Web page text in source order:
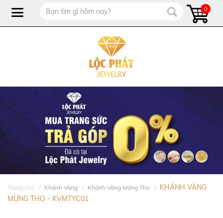
0
Trang chủ Khánh Vàng Khánh Vàng Mừng Thọ
KHÁNH VÀNG
MỪNG THỌ - KVMTYC01